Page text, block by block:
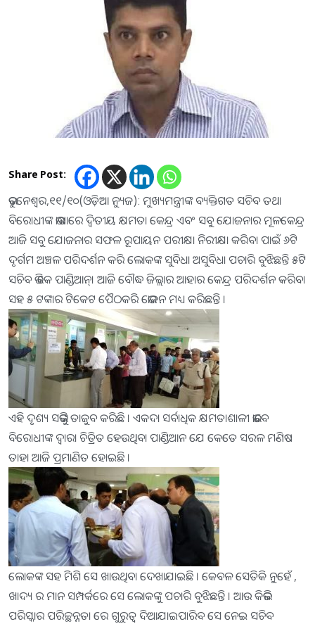
Share Post:
ଭୁବନେଶ୍ବର,୧୧/୧୦(ଓଡ଼ିଆ ନ୍ୟୁଜ): ମୁଖ୍ୟମନ୍ତ୍ରୀଙ୍କ ବ୍ୟକ୍ତିଗତ ସଚିବ ତଥା
ବିରୋଧୀଙ୍କ ଭାଷାରେ ଦ୍ବିତୀୟ କ୍ଷମତା କେନ୍ଦ୍ର ଏବଂ ସବୁ ଯୋଜନାର ମୂଳକେନ୍ଦ୍ର
ଆଜି ସବୁ ଯୋଜନାର ସଫଳ ରୂପାୟନ ପରୀକ୍ଷା ନିରୀକ୍ଷା କରିବା ପାଇଁ ୬ଟି
ଦୃର୍ଗମ ଅଞ୍ଚଳ ପରିଦର୍ଶନ କରି ଲୋକଙ୍କ ସୁବିଧା ଅସୁବିଧା ପଚାରି ବୁଝିଛନ୍ତି ୫ଟି
ସଚିବ ଭି କେ ପାଣ୍ଡିଆନ୍। ଆଜି ବୌଦ୍ଧ ଜିଲ୍ଲାର ଆହାର କେନ୍ଦ୍ର ପରିଦର୍ଶନ କରିବା
ସହ ୫ ଟଙ୍କାର ଟିକେଟ ପୈଠକରି ଭୋଜନ ମଧ୍ୟ କରିଛନ୍ତି ।
ଏହି ଦୃଶ୍ୟ ସଭିଙ୍କୁ ତାଜୁବ କରିଛି । ଏକଦା ସର୍ବାଧିକ କ୍ଷମତାଶାଳୀ ଭାବେ
ବିରୋଧୀଙ୍କ ଦ୍ୱାରା ଚିତ୍ରିତ ହେଉଥିବା ପାଣ୍ଡିଆନ ଯେ କେତେ ସରଳ ମଣିଷ
ତାହା ଆଜି ପ୍ରମାଣିତ ହୋଇଛି ।
ଲୋକଙ୍କ ସହ ମିଶି ସେ ଖାଉଥିବା ଦେଖାଯାଇଛି । କେବଳ ସେତିକି ନୁହେଁ ,
ଖାଦ୍ୟ ର ମାନ ସମ୍ପର୍କରେ ସେ ଲୋକଙ୍କୁ ପଚାରି ବୁଝିଛନ୍ତି । ଆଉ କିଭଳି
ପରିସ୍କାର ପରିଚ୍ଛନ୍ନତା ରେ ଗୁରୁତ୍ୱ ଦିଆଯାଇପାରିବ ସେ ନେଇ ସଚିବ